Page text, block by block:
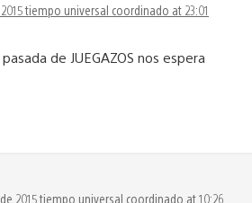
tiempo universal coordinado at 23:01
de JUEGAZOS nos espera
2015 tiempo universal coordinado at 10:26